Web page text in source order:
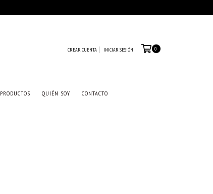
CREAR CUENTA INICIAR SESIÓN 0
QUIÉN SOY CONTACTO